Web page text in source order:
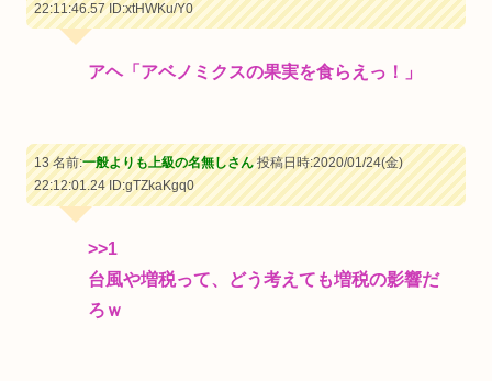
22:11:46.57ID:xtHWKu/Y0
アヘ「アベノミクスの果実を食らえっ！」
13 名前:一般よりも上級の名無しさん投稿日時:2020/01/24(金)
22:12:01.24ID:gTZkaKgq0
>>1
台風や増税って、どう考えても増税の影響だ
ろｗ